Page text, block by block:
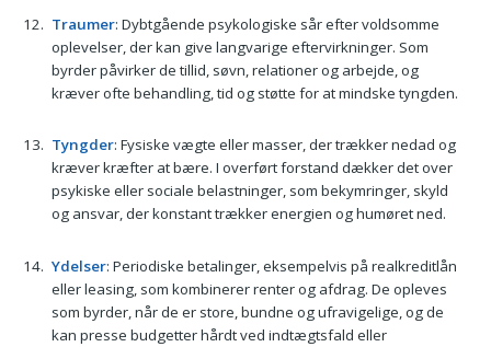
Traumer: Dybtgående psykologiske sår efter voldsomme
oplevelser, der kan give langvarige eftervirkninger. Som
byrder påvirker de tillid, søvn, relationer og arbejde, og
kræver ofte behandling, tid og støtte for at mindske tyngden.
Tyngder: Fysiske vægte eller masser, der trækker nedad og
kræver kræfter at bære. I overført forstand dækker det over
psykiske eller sociale belastninger, som bekymringer, skyld
og ansvar, der konstant trækker energien og humøret ned.
Ydelser: Periodiske betalinger, eksempelvis på realkreditlån
eller leasing, som kombinerer renter og afdrag. De opleves
som byrder, når de er store, bundne og ufravigelige, og de
kan presse budgetter hårdt ved indtægtsfald eller